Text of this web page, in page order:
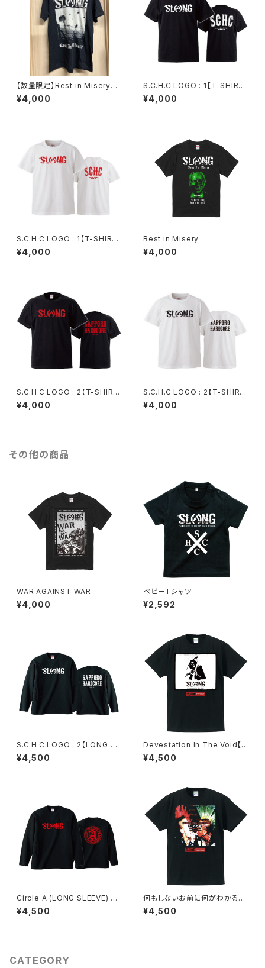
【数量限定】Rest in Misery海
外版T-SHIRT
¥4,000
S.C.H.C LOGO : 1【T-SHIRT
: 黒ボディ】
¥4,000
S.C.H.C LOGO : 1【T-SHIRT
: 白ボディ】
¥4,000
Rest in Misery
¥4,000
S.C.H.C LOGO : 2【T-SHIRT
: 黒ボディ】
¥4,000
S.C.H.C LOGO : 2【T-SHIRT
: 白ボディ】
¥4,000
その他の商品
WAR AGAINST WAR
¥4,000
ベビーTシャツ
¥2,592
S.C.H.C LOGO : 2【LONG SL
EEVE : 黒ボディ】
¥4,500
Devestation In The Void【F
ULL COLOR T-SHIRT】
¥4,500
Circle A (LONG SLEEVE) RE
D
¥4,500
何もしないお前に何がわかる！
何もしないお前の何が変わる!!
【FULL COLOR T-SHIRT】
¥4,500
CATEGORY